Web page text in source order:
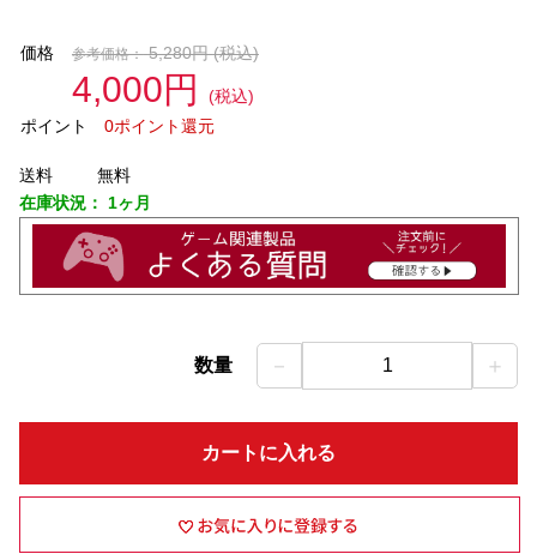
価格 参考価格： 5,280円(税込)
4,000円
(税込)
ポイント
0ポイント還元
送料
無料
在庫状況： 1ヶ月
数量 － 1 ＋
カートに入れる